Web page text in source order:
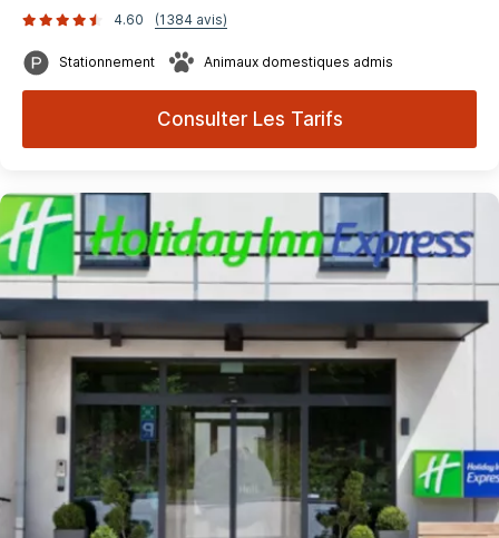
4.60 (1384 avis)
Stationnement Animaux domestiques admis
Consulter Les Tarifs